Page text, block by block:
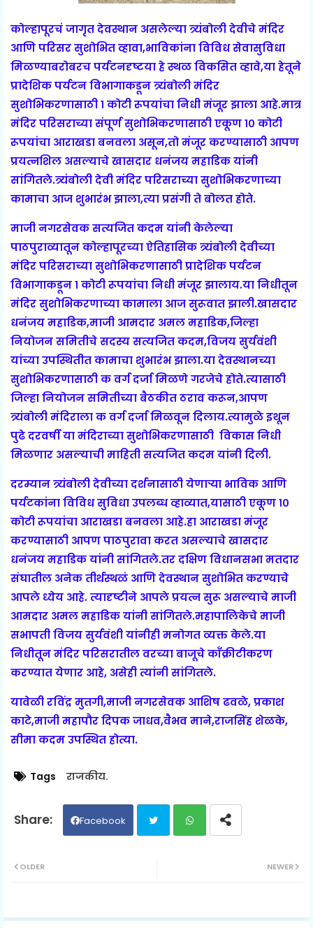
कोल्हापूरचं जागृत देवस्थान असलेल्या त्र्यंबोली देवीचे मंदिर
आणि परिसर सुशोभित व्हावा,भाविकांना विविध सेवासुविधा
मिळण्याबरोबरच पर्यटनदृष्टया हे स्थळ विकसित व्हावे,या हेतूने
प्रादेशिक पर्यटन विभागाकडून त्र्यंबोली मंदिर
सुशोभिकरणासाठी १ कोटी रूपयांचा निधी मंजूर झाला आहे.मात्र
मंदिर परिसराच्या संपूर्ण सुशोभिकरणासाठी एकूण १० कोटी
रूपयांचा आराखडा बनवला असून,तो मंजूर करण्यासाठी आपण
प्रयत्नशिल असल्याचे खासदार धनंजय महाडिक यांनी
सांगितले.त्र्यंबोली देवी मंदिर परिसराच्या सुशोभिकरणाच्या
कामाचा आज शुभारंभ झाला,त्या प्रसंगी ते बोलत होते.
माजी नगरसेवक सत्यजित कदम यांनी केलेल्या
पाठपुराव्यातून कोल्हापूरच्या ऐतिहासिक त्र्यंबोली देवीच्या
मंदिर परिसराच्या सुशोभिकरणासाठी प्रादेशिक पर्यटन
विभागाकडून १ कोटी रूपयांचा निधी मंजूर झालाय.या निधीतून
मंदिर सुशोभिकरणाच्या कामाला आज सुरूवात झाली.खासदार
धनंजय महाडिक,माजी आमदार अमल महाडिक,जिल्हा
नियोजन समितीचे सदस्य सत्यजित कदम,विजय सुर्यवंशी
यांच्या उपस्थितीत कामाचा शुभारंभ झाला.या देवस्थानच्या
सुशोभिकरणासाठी क वर्ग दर्जा मिळणे गरजेचे होते.त्यासाठी
जिल्हा नियोजन समितीच्या बैठकीत ठराव करून,आपण
त्र्यंबोली मंदिराला क वर्ग दर्जा मिळवून दिलाय.त्यामुळे इथून
पुढे दरवर्षी या मंदिराच्या सुशोभिकरणासाठी विकास निधी
मिळणार असल्याची माहिती सत्यजित कदम यांनी दिली.
दरम्यान त्र्यंबोली देवीच्या दर्शनासाठी येणार्‍या भाविक आणि
पर्यटकांना विविध सुविधा उपलब्ध व्हाव्यात,यासाठी एकूण १०
कोटी रूपयांचा आराखडा बनवला आहे.हा आराखडा मंजूर
करण्यासाठी आपण पाठपुरावा करत असल्याचे खासदार
धनंजय महाडिक यांनी सांगितले.तर दक्षिण विधानसभा मतदार
संघातील अनेक तीर्थस्थळं आणि देवस्थान सुशोभित करण्याचे
आपले ध्येय आहे. त्यादृष्टीने आपले प्रयत्न सुरू असल्याचे माजी
आमदार अमल महाडिक यांनी सांगितले.महापालिकेचे माजी
सभापती विजय सुर्यवंशी यांनीही मनोगत व्यक्त केले.या
निधीतून मंदिर परिसरातील वरच्या बाजूचे कॉंक्रीटीकरण
करण्यात येणार आहे, असेही त्यांनी सांगितले.
यावेळी रविंद्र मुतगी,माजी नगरसेवक आशिष ढवळे, प्रकाश
काटे,माजी महापौर दिपक जाधव,वैभव माने,राजसिंह शेळके,
सीमा कदम उपस्थित होत्या.
Tags राजकीय.
Facebook
ap
NEWER
OLDER